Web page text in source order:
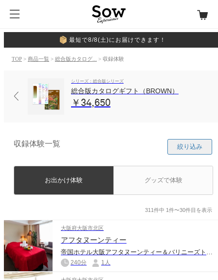
最短で8/8(土)にお届けできます！
TOP > 商品一覧 > 総合版カタログ... > 収録体験
シリーズ：総合版シリーズ
総合版カタログギフト（BROWN）
￥34,650
収録体験一覧 絞り込み
お出かけ体験 グッズで体験
311件中 1件〜30件目を表示
大阪府大阪市北区
アフタヌーンティー
帝国ホテル大阪アフタヌーンティー＆バリニーズトリートメントコース（お土産付き）
240分 1人